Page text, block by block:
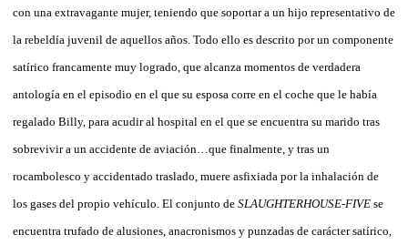
con una extravagante mujer, teniendo que soportar a un hijo representativo de
la rebeldía juvenil de aquellos años. Todo ello es descrito por un componente
satírico francamente muy logrado, que alcanza momentos de verdadera
antología en el episodio en el que su esposa corre en el coche que le había
regalado Billy, para acudir al hospital en el que se encuentra su marido tras
sobrevivir a un accidente de aviación…que finalmente, y tras un
rocambolesco y accidentado traslado, muere asfixiada por la inhalación de
los gases del propio vehículo. El conjunto de SLAUGHTERHOUSE-FIVE se
encuentra trufado de alusiones, anacronismos y punzadas de carácter satírico,